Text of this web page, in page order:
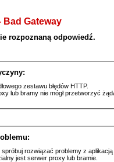
Bad Gateway
rozpoznaną odpowiedź.
zestawu błędów HTTP.
lub bramy nie mógł przetworzyć
rozwiązać problemy z
jest serwer proxy lub bramie.